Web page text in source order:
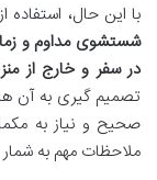
با این حال، استفاده
شستشوی مداوم و
در سفر و خارج از
تصمیم گیری به آن
صحیح و نیاز به
ملاحظات مهم به